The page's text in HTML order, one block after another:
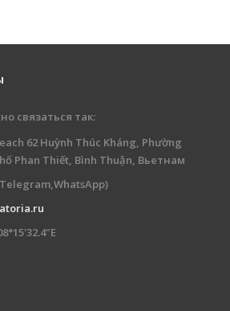
связаться так:
62 Huỳnh Thúc Kháng, Phường
Phan Thiết, Bình Thuận, Вьетнам